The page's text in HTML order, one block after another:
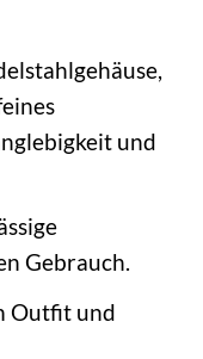
und
Gebrauch.
Outfit und